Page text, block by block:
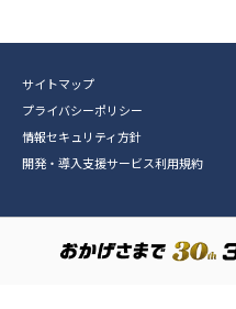
サイトマップ
プライバシーポリシー
情報セキュリティ方針
開発・導入支援サービス利用規約